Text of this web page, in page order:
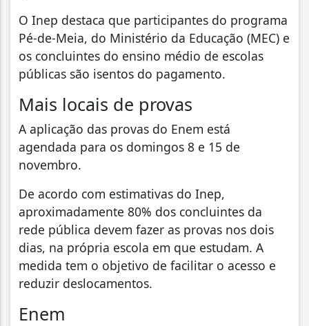
O Inep destaca que participantes do programa
Pé-de-Meia, do Ministério da Educação (MEC) e
os concluintes do ensino médio de escolas
públicas são isentos do pagamento.
Mais locais de provas
A aplicação das provas do Enem está
agendada para os domingos 8 e 15 de
novembro.
De acordo com estimativas do Inep,
aproximadamente 80% dos concluintes da
rede pública devem fazer as provas nos dois
dias, na própria escola em que estudam. A
medida tem o objetivo de facilitar o acesso e
reduzir deslocamentos.
Enem